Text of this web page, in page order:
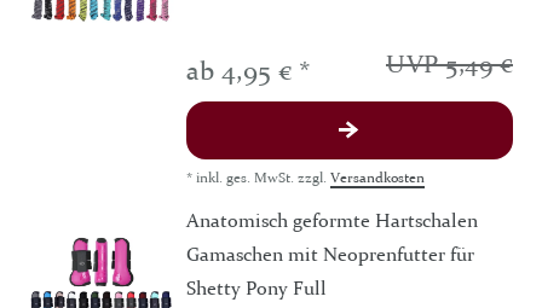
UVP 5,49 €
ab 4,95 € *
* inkl. ges. MwSt. zzgl. Versandkosten
Anatomisch geformte Hartschalen
Gamaschen mit Neoprenfutter für
Shetty Pony Full